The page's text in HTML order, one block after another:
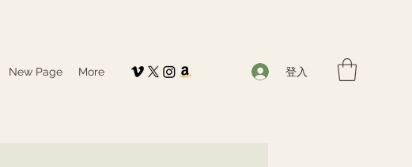
New Page More 登入